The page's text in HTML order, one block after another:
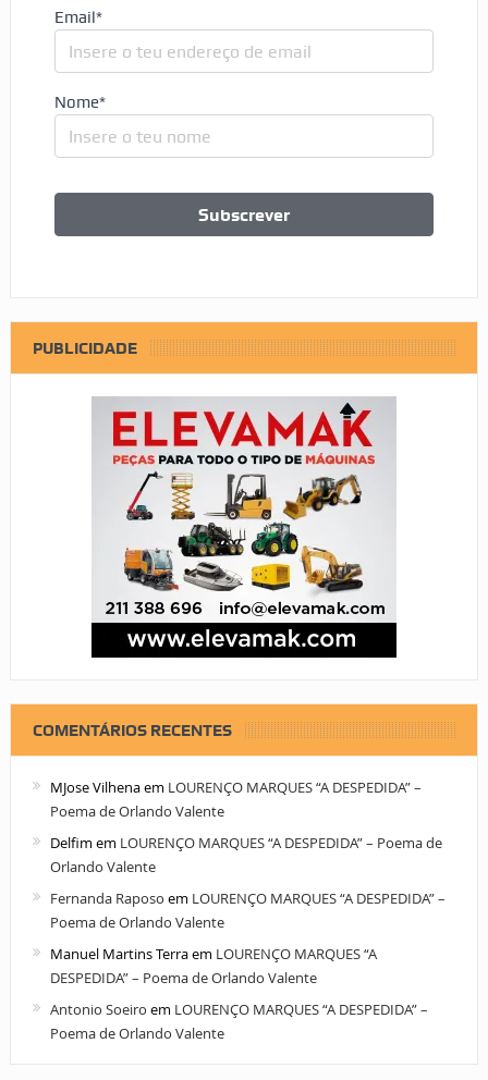
Email*
Nome*
PUBLICIDADE
COMENTÁRIOS RECENTES
MJose Vilhenaem LOURENÇO MARQUES “A DESPEDIDA” –
Poema de Orlando Valente
Delfim em LOURENÇO MARQUES “A DESPEDIDA” – Poema de
Orlando Valente
Fernanda Raposo em LOURENÇO MARQUES “A DESPEDIDA” –
Poema de Orlando Valente
Manuel Martins Terraem LOURENÇO MARQUES “A
DESPEDIDA” – Poema de Orlando Valente
Antonio Soeiro em LOURENÇO MARQUES “A DESPEDIDA” –
Poema de Orlando Valente